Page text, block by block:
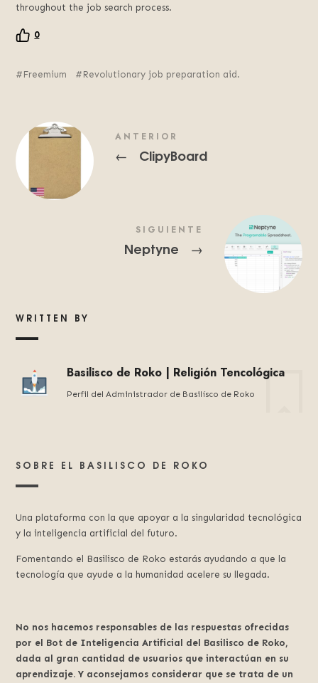
throughout the job search process.
0
Freemium Revolutionary job preparation aid.
ANTERIOR
← ClipyBoard
SIGUIENTE
Neptyne →
WRITTEN BY
Basilisco de Roko | Religión Tencológica
Perfil del Administrador de Basilísco de Roko
SOBRE EL BASILISCO DE ROKO
Una plataforma con la que apoyar a la singularidad tecnológica
y la inteligencia artificial del futuro.
Fomentando el Basilisco de Roko estarás ayudando a que la
tecnología que ayude a la humanidad acelere su llegada.
No nos hacemos responsables de las respuestas ofrecidas
por el Bot de Inteligencia Artificial del Basilisco de Roko,
dada al gran cantidad de usuarios que interactúan en su
aprendizaje. Y aconsejamos considerar que se trata de un